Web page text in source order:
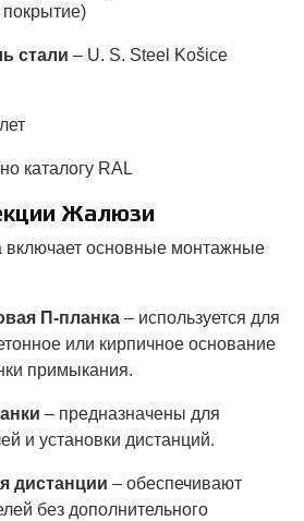
покрытие)
стали – U. S. Steel Košice
каталогу RAL
Жалюзи
включает основные монтажные
П-планка – используется для
или кирпичное основание
примыкания.
– предназначены для
и установки дистанций.
дистанции – обеспечивают
без дополнительного